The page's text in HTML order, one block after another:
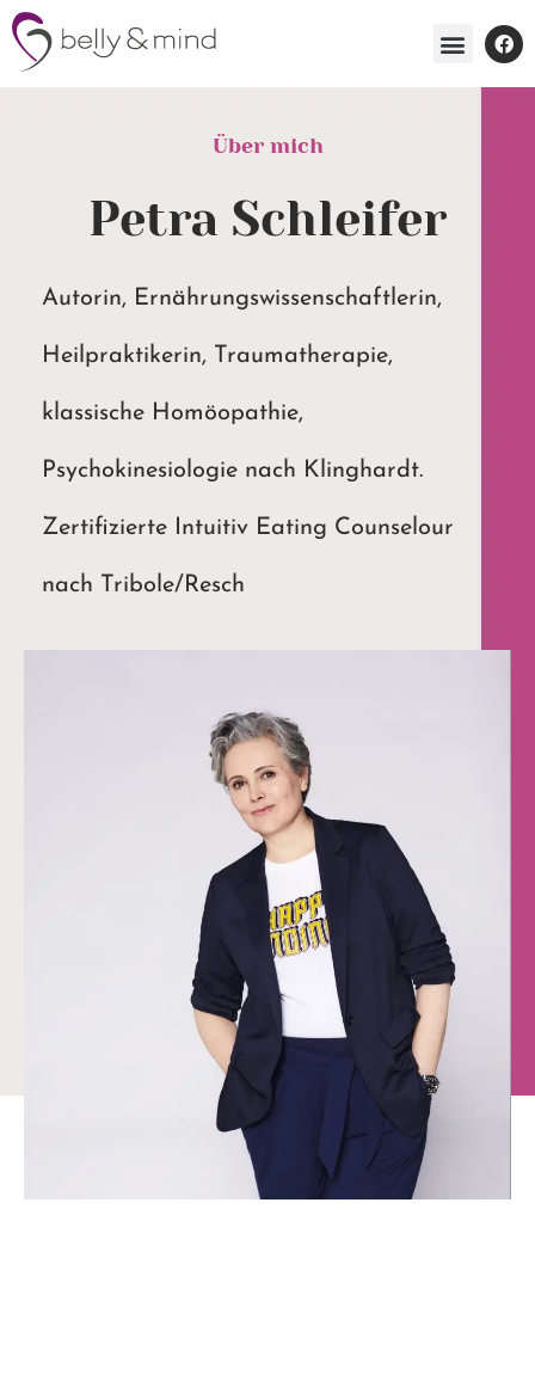
Über mich
Petra Schleifer
Autorin, Ernährungswissenschaftlerin,
Heilpraktikerin, Traumatherapie,
klassische Homöopathie,
Psychokinesiologie nach Klinghardt.
Zertifizierte Intuitiv Eating Counselour
nach Tribole/Resch